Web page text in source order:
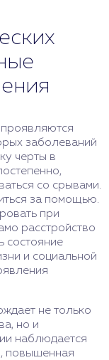
проявляются
заболеваний
черты в
со срывами.
за помощью.
при
расстройство
состояние
и социальной
не только
но и
наблюдается
повышенная